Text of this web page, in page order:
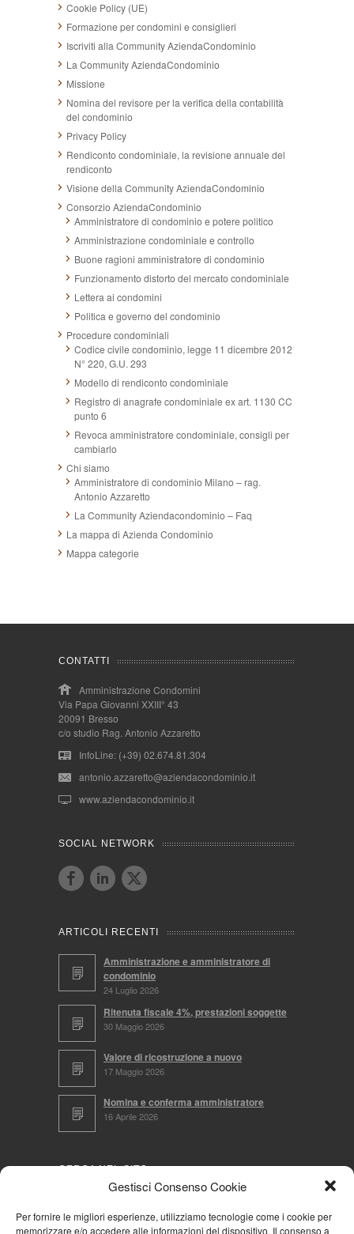
Gestisci Consenso Cookie
Per fornire le migliori esperienze, utilizziamo tecnologie come i cookie per
memorizzare e/o accedere alle informazioni del dispositivo. Il consenso a
Cookie Policy (UE)
Formazione per condomini e consiglieri
Iscriviti alla Community AziendaCondominio
La Community AziendaCondominio
Missione
Nomina del revisore per la verifica della contabilità
del condominio
Privacy Policy
Rendiconto condominiale, la revisione annuale del
rendiconto
Visione della Community AziendaCondominio
Consorzio AziendaCondominio
Amministratore di condominio e potere politico
Amministrazione condominiale e controllo
Buone ragioni amministratore di condominio
Funzionamento distorto del mercato condominiale
Lettera ai condomini
Politica e governo del condominio
Procedure condominiali
Codice civile condominio, legge 11 dicembre 2012
N° 220, G.U. 293
Modello di rendiconto condominiale
Registro di anagrafe condominiale ex art. 1130 CC
punto 6
Revoca amministratore condominiale, consigli per
cambiarlo
Chi siamo
Amministratore di condominio Milano – rag.
Antonio Azzaretto
La Community Aziendacondominio – Faq
La mappa di Azienda Condominio
Mappa categorie
CONTATTI
Amministrazione Condomini
Via Papa Giovanni XXIII° 43
20091 Bresso
c/o studio Rag. Antonio Azzaretto
InfoLine: (+39) 02.674.81.304
antonio.azzaretto@aziendacondominio.it
www.aziendacondominio.it
SOCIAL NETWORK
ARTICOLI RECENTI
Amministrazione e amministratore di
condominio
24 Luglio 2026
Ritenuta fiscale 4%, prestazioni soggette
30 Maggio 2026
Valore di ricostruzione a nuovo
17 Maggio 2026
Nomina e conferma amministratore
16 Aprile 2026
CERCA NEL SITO